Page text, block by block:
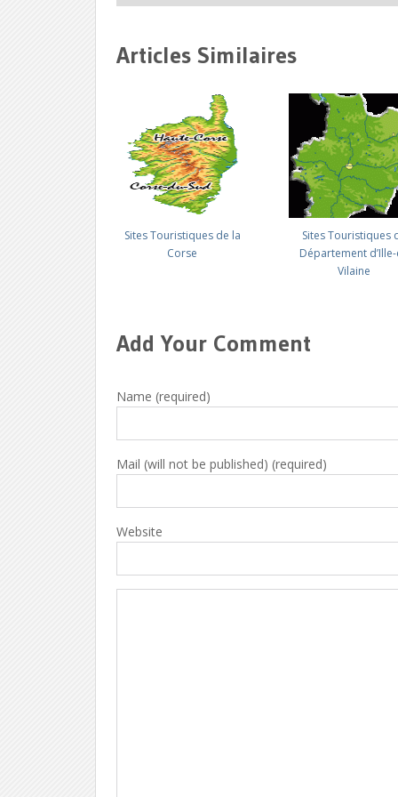
Articles Similaires
Sites Touristiques de la
Corse
Sites Touristiques
Département
Vilaine
Add Your Comment
Name (required)
Mail (will not be published) (required)
Website